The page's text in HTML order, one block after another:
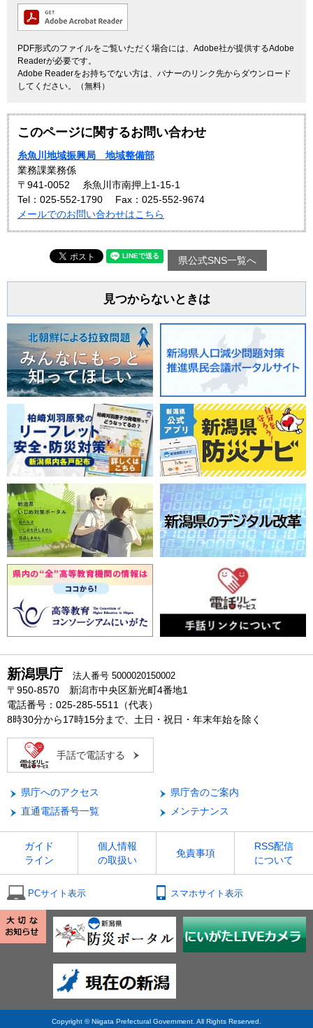
PDF形式のファイルをご覧いただく場合には、Adobe社が提供するAdobe
Readerが必要です。
Adobe Readerをお持ちでない方は、バナーのリンク先からダウンロード
してください。（無料）
このページに関するお問い合わせ
糸魚川地域振興局 地域整備部
業務課業務係
〒941-0052
糸魚川市南押上1-15-1
Tel：025-552-1790
Fax：025-552-9674
メールでのお問い合わせはこちら
県公式SNS一覧へ
見つからないときは
新潟県庁 法人番号 5000020150002
〒950-8570 新潟市中央区新光町4番地1
電話番号：025-285-5511（代表）
8時30分から17時15分まで、土日・祝日・年末年始を除く
手話で電話する
県庁へのアクセス
県庁舎のご案内
直通電話番号一覧
メンテナンス
ガイド
ライン
個人情報
の取扱い
免責事項
RSS配信
について
PCサイト表示 スマホサイト表示
Copyright © Niigata Prefectural Government. All Rights Reserved.